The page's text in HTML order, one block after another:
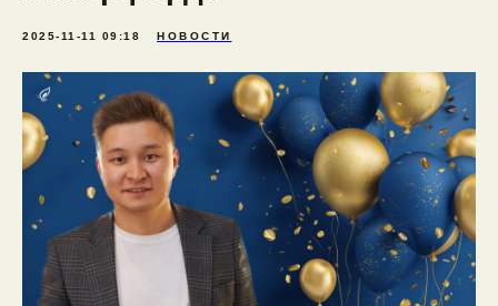
2025-11-11 09:18 НОВОСТИ